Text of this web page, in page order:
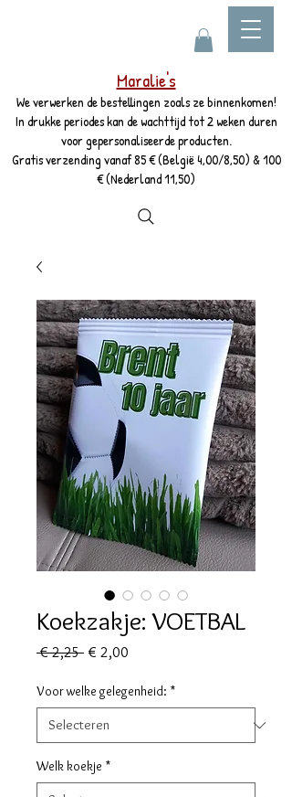
Maralie's
We verwerken de bestellingen zoals ze binnenkomen!
In drukke periodes kan de wachttijd tot 2 weken duren
voor gepersonaliseerde producten.
Gratis verzending vanaf 85 € (België 4,00/8,50) & 100
€ (Nederland 11,50)
Koekzakje: VOETBAL
€ 2,25 Normale
€ 2,00
Voor welke gelegenheid: *
Welk koekje *